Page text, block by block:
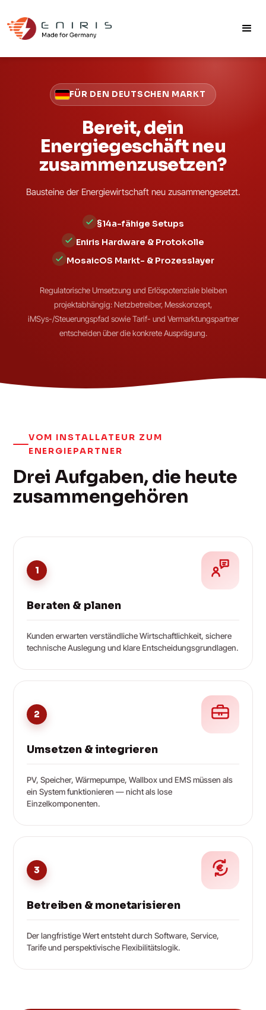
FÜR DEN DEUTSCHEN MARKT
Bereit, dein
Energiegeschäft neu
zusammenzusetzen?
Bausteine der Energiewirtschaft neu zusammengesetzt.
§14a-fähige Setups
Eniris Hardware & Protokolle
MosaicOS Markt- & Prozesslayer
Regulatorische Umsetzung und Erlöspotenziale bleiben
projektabhängig: Netzbetreiber, Messkonzept,
iMSys-/Steuerungspfad sowie Tarif- und Vermarktungspartner
entscheiden über die konkrete Ausprägung.
VOM INSTALLATEUR ZUM
ENERGIEPARTNER
Drei Aufgaben, die heute
zusammengehören
1
Beraten & planen
Kunden erwarten verständliche Wirtschaftlichkeit, sichere
technische Auslegung und klare Entscheidungsgrundlagen.
2
Umsetzen & integrieren
PV, Speicher, Wärmepumpe, Wallbox und EMS müssen als
ein System funktionieren — nicht als lose
Einzelkomponenten.
3
Betreiben & monetarisieren
Der langfristige Wert entsteht durch Software, Service,
Tarife und perspektivische Flexibilitätslogik.